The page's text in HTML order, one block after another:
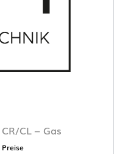
CL – Gas